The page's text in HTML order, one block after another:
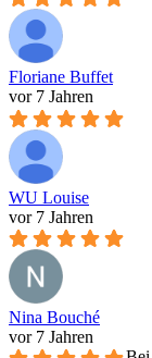
Floriane Buffet
vor 7 Jahren
WU Louise
vor 7 Jahren
Nina Bouché
vor 7 Jahren